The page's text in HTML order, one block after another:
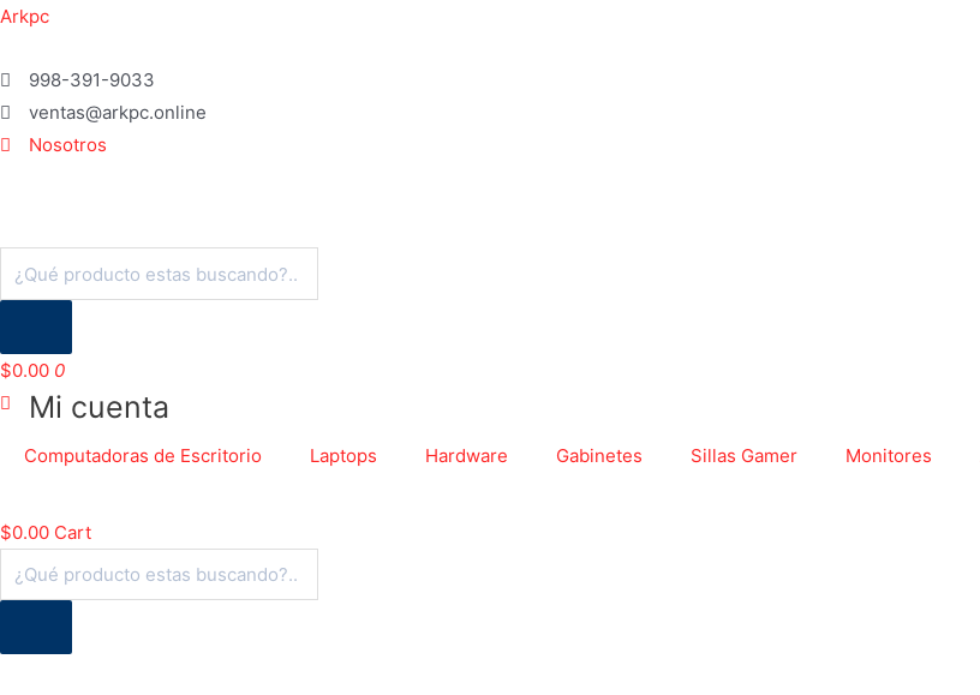
Ir
contenido
Arkpc
998-391-9033
ventas@arkpc.online
Nosotros
Búsqueda
de
$0.00 0
Mi cuenta
Computadoras de Escritorio Laptops Hardware Gabinetes Sillas Gamer Monitores
$0.00 Cart
Búsqueda
de